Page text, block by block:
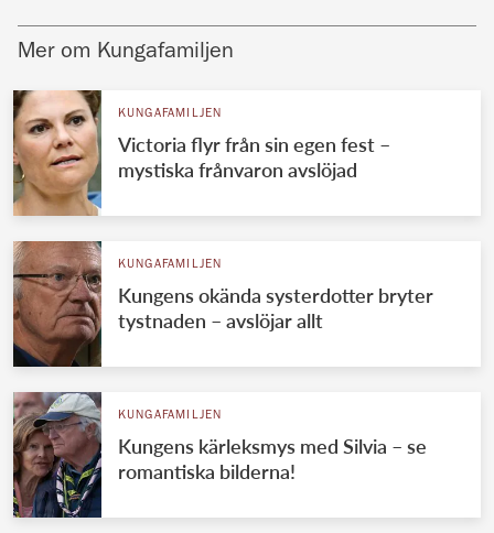
Mer om Kungafamiljen
KUNGAFAMILJEN
Victoria flyr från sin egen fest –
mystiska frånvaron avslöjad
KUNGAFAMILJEN
Kungens okända systerdotter bryter
tystnaden – avslöjar allt
KUNGAFAMILJEN
Kungens kärleksmys med Silvia – se
romantiska bilderna!